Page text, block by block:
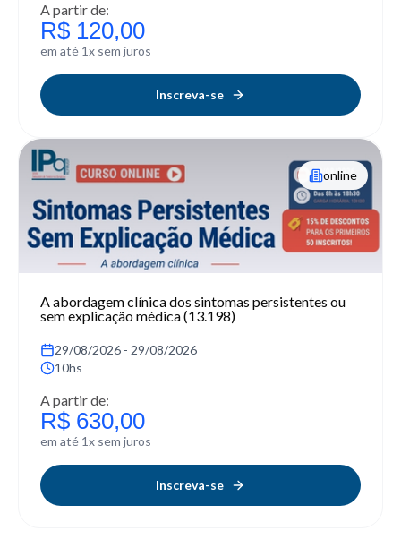
A partir de:
R$ 120,00
em até 1x sem juros
Inscreva-se
online
A abordagem clínica dos sintomas persistentes ou
sem explicação médica (13.198)
29/08/2026 - 29/08/2026
10hs
A partir de:
R$ 630,00
em até 1x sem juros
Inscreva-se